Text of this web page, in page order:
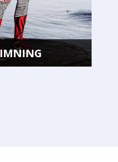
GYMNASTIK